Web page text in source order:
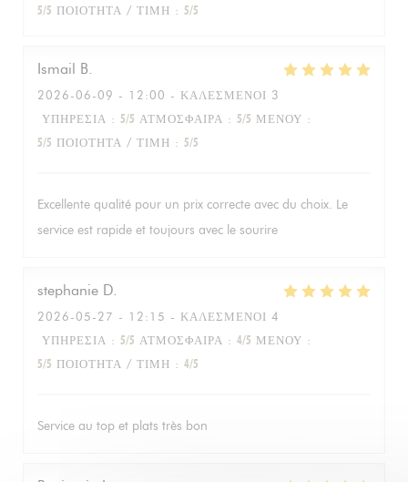
5/5 ΠΟΙΌΤΗΤΑ / ΤΙΜΉ : 5/5
Ismail B
2026-06-09 - 12:00 - ΚΑΛΕΣΜΈΝΟΙ 3
ΥΠΗΡΕΣΊΑ : 5/5 ΑΤΜΌΣΦΑΙΡΑ : 5/5 ΜΕΝΟΎ :
5/5 ΠΟΙΌΤΗΤΑ / ΤΙΜΉ : 5/5
Excellente qualité pour un prix correcte avec du choix. Le
service est rapide et toujours avec le sourire
stephanie D
2026-05-27 - 12:15 - ΚΑΛΕΣΜΈΝΟΙ 4
ΥΠΗΡΕΣΊΑ : 5/5 ΑΤΜΌΣΦΑΙΡΑ : 4/5 ΜΕΝΟΎ :
5/5 ΠΟΙΌΤΗΤΑ / ΤΙΜΉ : 4/5
Service au top et plats très bon